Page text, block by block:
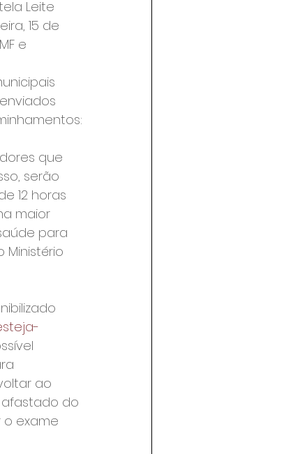
Leite
15 de
e
que
serão
12 horas
maior
para
ao
afastado do
exame